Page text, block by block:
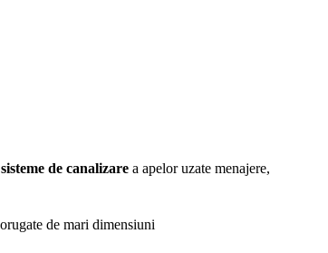
sisteme de canalizare a apelor uzate menajere,